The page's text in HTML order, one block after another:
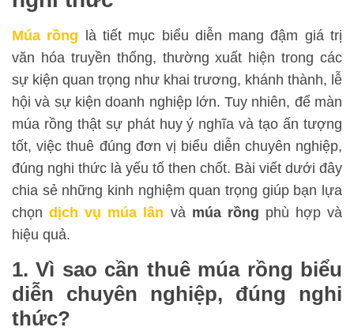
Múa rồng
là tiết mục biểu diễn mang đậm giá trị
văn hóa truyền thống, thường xuất hiện trong các
sự kiện quan trọng như khai trương, khánh thành, lễ
hội và sự kiện doanh nghiệp lớn. Tuy nhiên, để màn
múa rồng thật sự phát huy ý nghĩa và tạo ấn tượng
tốt, việc thuê đúng đơn vị biểu diễn chuyên nghiệp,
đúng nghi thức là yếu tố then chốt. Bài viết dưới đây
chia sẻ những kinh nghiệm quan trọng giúp bạn lựa
chọndịch vụ múa lân và múa rồng phù hợp và
hiệu quả.
1. Vì sao cần thuê múa rồng biểu
diễn chuyên nghiệp, đúng nghi
thức?